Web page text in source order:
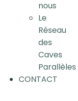
nous
Le
Réseau
des
Caves
Parallèles
CONTACT